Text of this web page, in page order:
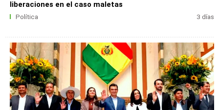
liberaciones en el caso maletas
Política 3 días